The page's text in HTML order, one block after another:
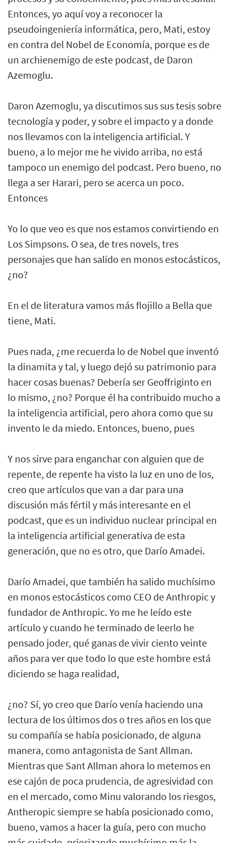
Entonces, yo aquí voy a reconocer la
pseudoingeniería informática, pero, Mati, estoy
en contra del Nobel de Economía, porque es de
un archienemigo de este podcast, de Daron
Azemoglu.
Daron Azemoglu, ya discutimos sus sus tesis sobre
tecnología y poder, y sobre el impacto y a donde
nos llevamos con la inteligencia artificial. Y
bueno, a lo mejor me he vivido arriba, no está
tampoco un enemigo del podcast. Pero bueno, no
llega a ser Harari, pero se acerca un poco.
Entonces
Yo lo que veo es que nos estamos convirtiendo en
Los Simpsons. O sea, de tres novels, tres
personajes que han salido en monos estocásticos,
¿no?
En el de literatura vamos más flojillo a Bella que
tiene, Mati.
Pues nada, ¿me recuerda lo de Nobel que inventó
la dinamita y tal, y luego dejó su patrimonio para
hacer cosas buenas? Debería ser Geoffriginto en
lo mismo, ¿no? Porque él ha contribuido mucho a
la inteligencia artificial, pero ahora como que su
invento le da miedo. Entonces, bueno, pues
Y nos sirve para enganchar con alguien que de
repente, de repente ha visto la luz en uno de los,
creo que artículos que van a dar para una
discusión más fértil y más interesante en el
podcast, que es un individuo nuclear principal en
la inteligencia artificial generativa de esta
generación, que no es otro, que Darío Amadei.
Darío Amadei, que también ha salido muchísimo
en monos estocásticos como CEO de Anthropic y
fundador de Anthropic. Yo me he leído este
artículo y cuando he terminado de leerlo he
pensado joder, qué ganas de vivir ciento veinte
años para ver que todo lo que este hombre está
diciendo se haga realidad,
¿no? Sí, yo creo que Darío venía haciendo una
lectura de los últimos dos o tres años en los que
su compañía se había posicionado, de alguna
manera, como antagonista de Sant Allman.
Mientras que Sant Allman ahora lo metemos en
ese cajón de poca prudencia, de agresividad con
en el mercado, como Minu valorando los riesgos,
Antheropic siempre se había posicionado como,
bueno, vamos a hacer la guía, pero con mucho